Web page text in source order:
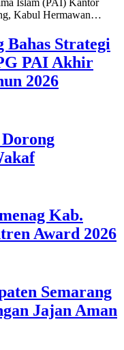
Kabul Hermawan…
Bahas Strategi
PAI Akhir
2026
Kab.
Award 2026
Semarang
Jajan Aman